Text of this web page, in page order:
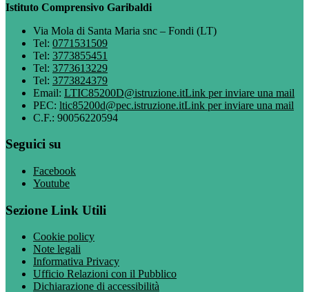
Istituto Comprensivo Garibaldi
Via Mola di Santa Maria snc – Fondi (LT)
Tel: 0771531509
Tel: 3773855451
Tel: 3773613229
Tel: 3773824379
Email: LTIC85200D@istruzione.itLink per inviare una mail
PEC: ltic85200d@pec.istruzione.itLink per inviare una mail
C.F.: 90056220594
Seguici su
Facebook
Youtube
Sezione Link Utili
Cookie policy
Note legali
Informativa Privacy
Ufficio Relazioni con il Pubblico
Dichiarazione di accessibilità